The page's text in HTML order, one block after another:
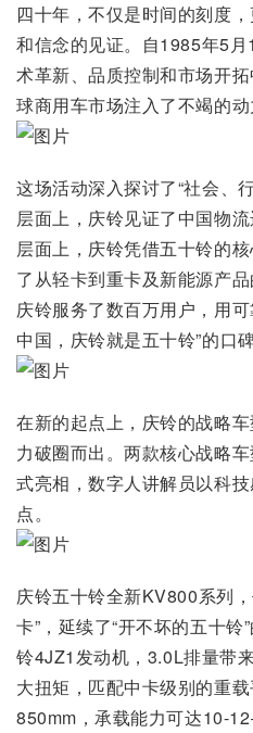
四十年，不仅是时间的刻度
和信念的见证。自1985年5
术革新、品质控制和市场开
球商用车市场注入了不竭的动
这场活动深入探讨了“社会、
层面上，庆铃见证了中国物
层面上，庆铃凭借五十铃的
了从轻卡到重卡及新能源产
庆铃服务了数百万用户，用
中国，庆铃就是五十铃”的口碑
在新的起点上，庆铃的战略
力破圈而出。两款核心战略
式亮相，数字人讲解员以科
点。
庆铃五十铃全新KV800系列
卡”，延续了“开不坏的五十
铃4JZ1发动机，3.0L排量带
大扭矩，匹配中卡级别的重
850mm，承载能力可达10-